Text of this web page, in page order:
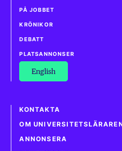
PÅ JOBBET
KRÖNIKOR
DEBATT
PLATSANNONSER
English
KONTAKTA
OM
ANNONSERA